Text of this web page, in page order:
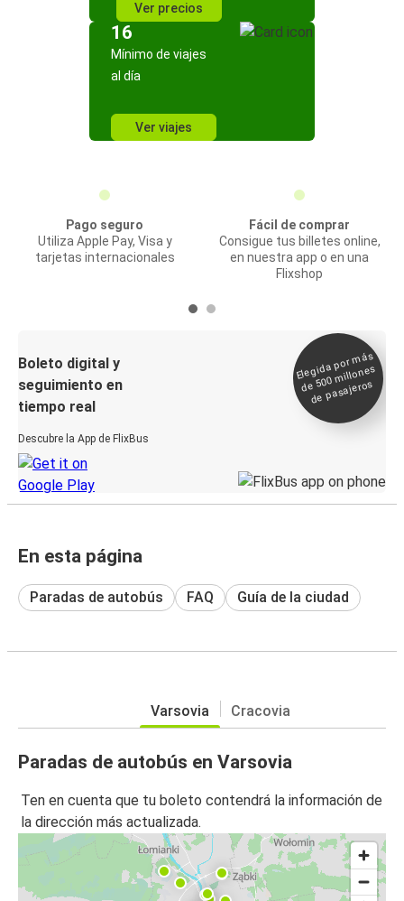
Ver precios
16
Mínimo de viajes
al día
Ver viajes
Pago seguro
Utiliza Apple Pay, Visa y
tarjetas internacionales
Fácil de comprar
Consigue tus billetes online,
en nuestra app o en una
Flixshop
Boleto digital y
seguimiento en
tiempo real
Descubre la App de FlixBus
Elegida por
más
de 500
millones
de pasajeros
En esta página
Paradas de autobús FAQ Guía de la ciudad
Varsovia Cracovia
Paradas de autobús en Varsovia
Ten en cuenta que tu boleto contendrá la información de
la dirección más actualizada.